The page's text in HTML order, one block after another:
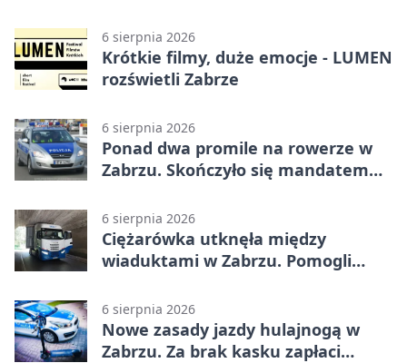
6 sierpnia 2026
Krótkie filmy, duże emocje - LUMEN
rozświetli Zabrze
6 sierpnia 2026
Ponad dwa promile na rowerze w
Zabrzu. Skończyło się mandatem
6 sierpnia 2026
Ciężarówka utknęła między
wiaduktami w Zabrzu. Pomogli
6 sierpnia 2026
Nowe zasady jazdy hulajnogą w
Zabrzu. Za brak kasku zapłaci